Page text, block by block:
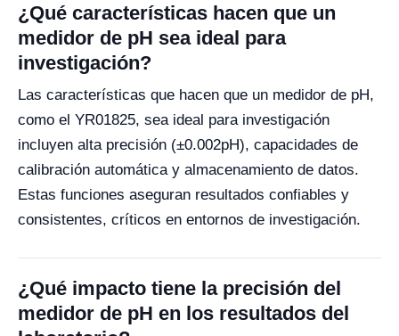
¿Qué características hacen que un
medidor de pH sea ideal para
investigación?
Las características que hacen que un medidor de pH,
como el YR01825, sea ideal para investigación
incluyen alta precisión (±0.002pH), capacidades de
calibración automática y almacenamiento de datos.
Estas funciones aseguran resultados confiables y
consistentes, críticos en entornos de investigación.
¿Qué impacto tiene la precisión del
medidor de pH en los resultados del